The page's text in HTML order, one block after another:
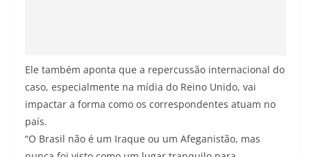
Ele também aponta que a repercussão internacional do
caso, especialmente na mídia do Reino Unido, vai
impactar a forma como os correspondentes atuam no
país.
“O Brasil não é um Iraque ou um Afeganistão, mas